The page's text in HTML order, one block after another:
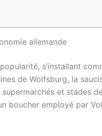
allemande
s’installant
de Wolfsburg, la
et stades
boucher employé par